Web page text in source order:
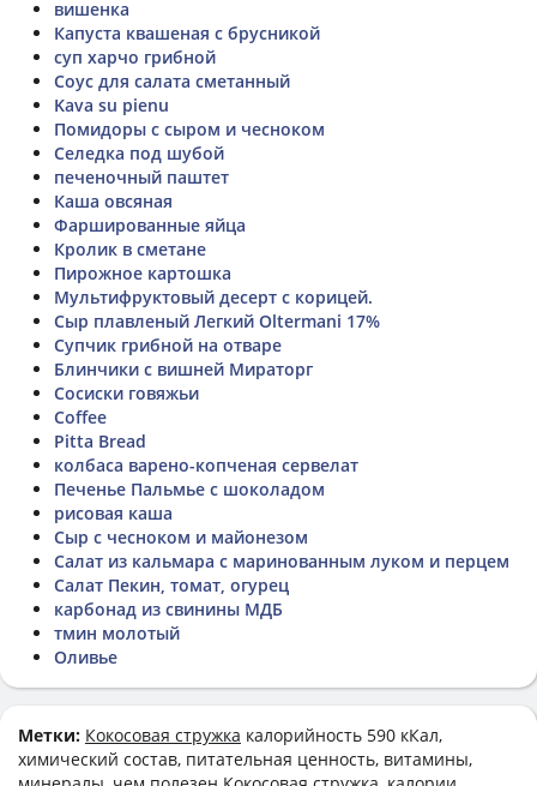
вишенка
Капуста квашеная с брусникой
суп харчо грибной
Соус для салата сметанный
Kava su pienu
Помидоры с сыром и чесноком
Селедка под шубой
печеночный паштет
Каша овсяная
Фаршированные яйца
Кролик в сметане
Пирожное картошка
Мультифруктовый десерт с корицей.
Сыр плавленый Легкий Oltermani 17%
Супчик грибной на отваре
Блинчики с вишней Мираторг
Сосиски говяжьи
Coffee
Pitta Bread
колбаса варено-копченая сервелат
Печенье Пальмье с шоколадом
рисовая каша
Сыр с чесноком и майонезом
Салат из кальмара с маринованным луком и перцем
Салат Пекин, томат, огурец
карбонад из свинины МДБ
тмин молотый
Оливье
Метки: Кокосовая стружка калорийность 590 кКал,
химический состав, питательная ценность, витамины,